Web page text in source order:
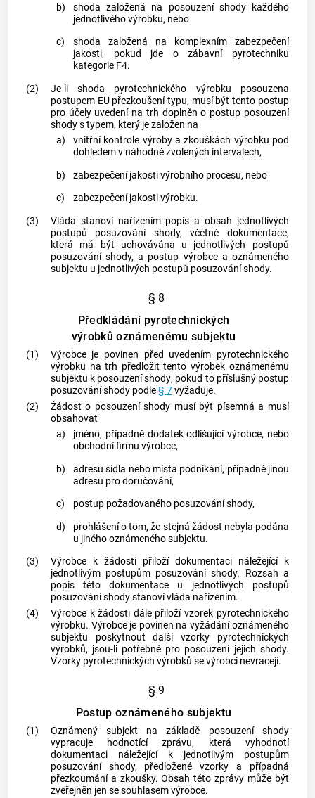
b)
shoda založená na posouzení shodykaždého
jednotlivého výrobku, nebo
c)
shoda založená na komplexním zabezpečení
jakosti, pokud jde ozábavní pyrotechniku
kategorie F4.
(2)
Je-li shoda pyrotechnického výrobku posouzena
postupem EU přezkoušení typu, musí být tento postup
pro účely uvedení na trh doplněn o postup posouzení
shodys typem, který je založen na
a)
vnitřní kontrole výroby a zkouškách výrobku pod
dohledem v náhodně zvolených intervalech,
b)
zabezpečení jakosti výrobního procesu, nebo
c)
zabezpečení jakosti výrobku.
(3)
Vláda stanoví nařízením popis a obsah jednotlivých
postupů posuzování shody, včetně dokumentace,
která má být uchovávána u jednotlivých postupů
posuzování shody, a postup výrobcea oznámeného
subjektu u jednotlivých postupů posuzování shody.
§ 8
Předkládání pyrotechnických
výrobků oznámenému subjektu
(1) Výrobceje povinen před uvedením pyrotechnického
výrobku na trh předložit tento výrobek oznámenému
subjektu k posouzení shody, pokud to příslušný postup
posuzování shody podle§ 7vyžaduje.
(2)
Žádost o posouzení shody musí být písemná a musí
obsahovat
a)
jméno, případně dodatek odlišujícívýrobce, nebo
obchodní firmuvýrobce,
b)
adresu sídla nebo místa podnikání, případně jinou
adresu pro doručování,
c)
postup požadovaného posuzování shody,
d)
prohlášení o tom, že stejná žádost nebyla podána
u jinéhooznámeného subjektu.
(3)
Výrobcek žádosti přiloží dokumentaci náležející k
jednotlivým postupům posuzování shody. Rozsah a
popis této dokumentace u jednotlivých postupů
posuzování shody stanoví vláda nařízením.
(4)
Výrobcek žádosti dále přiloží vzorek pyrotechnického
výrobku. Výrobceje povinen na vyžádáníoznámeného
subjektu poskytnout další vzorky pyrotechnických
výrobků, jsou-li potřebné pro posouzení jejich shody.
Vzorky pyrotechnických výrobků sevýrobcinevracejí.
§ 9
Postup oznámeného subjektu
(1) Oznámený subjekt na základě posouzení shody
vypracuje hodnotící zprávu, která vyhodnotí
dokumentaci náležející k jednotlivým postupům
posuzování shody, předložené vzorky a případná
přezkoumání a zkoušky. Obsah této zprávy může být
zveřejněn jen se souhlasemvýrobce.